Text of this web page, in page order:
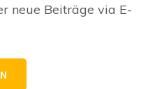
neue Beiträge via E-